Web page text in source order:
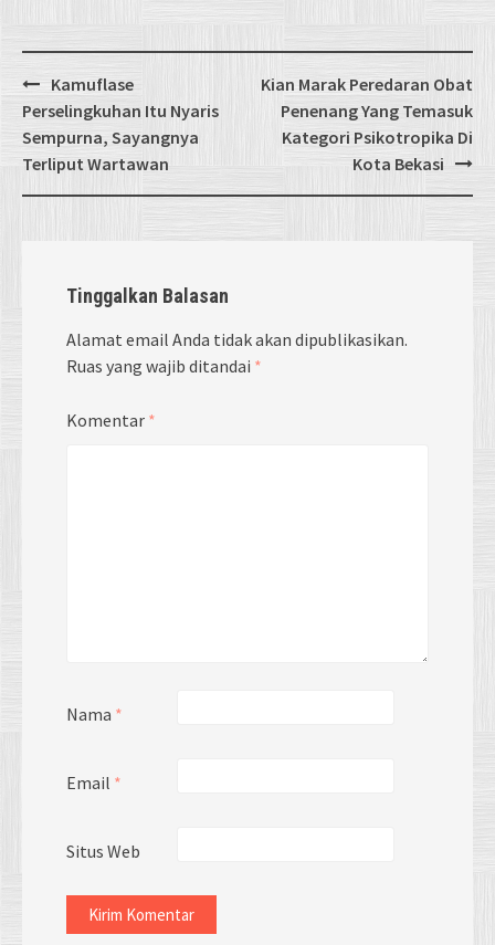
Post
navigation
Kamuflase
Perselingkuhan Itu Nyaris
Sempurna, Sayangnya
Terliput Wartawan
Kian Marak Peredaran Obat
Penenang Yang Temasuk
Kategori Psikotropika Di
Kota Bekasi
Tinggalkan Balasan
Alamat email Anda tidak akan dipublikasikan.
Ruas yang wajib ditandai *
Komentar *
Nama *
Email *
Situs Web